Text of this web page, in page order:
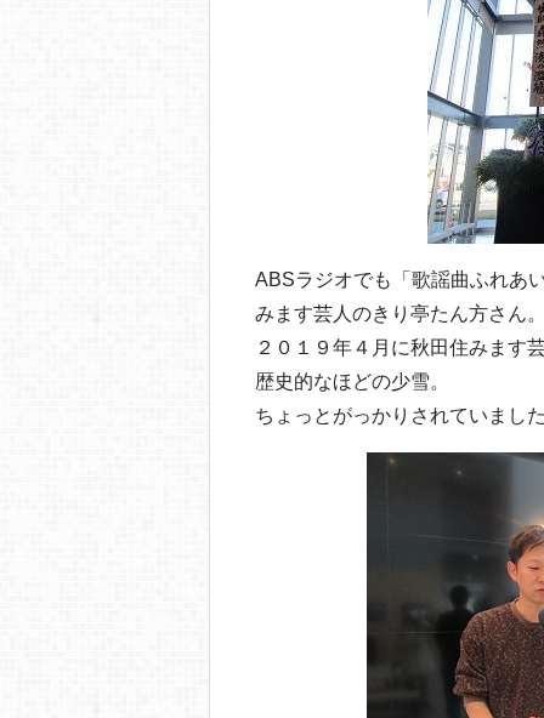
ABSラジオでも「歌謡曲ふれあ
みます芸人のきり亭たん方さん。
２０１９年４月に秋田住みます
歴史的なほどの少雪。
ちょっとがっかりされていました